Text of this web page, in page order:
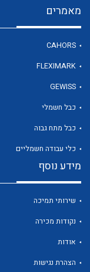
מאמרים
CAHORS
FLEXIMARK
GEWISS
כבל חשמלי
כבל מתח גבוה
כלי עבודה חשמליים
מידע נוסף
שירותי תמיכה
נקודות מכירה
אודות
הצהרת נגישות